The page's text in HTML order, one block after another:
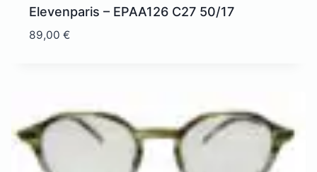
Elevenparis – EPAA126 C27 50/17
89,00€